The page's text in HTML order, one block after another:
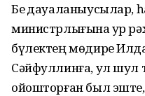
Беҙ дауаланыусылар,
министрлығына ҙур
бүлектең мөдире
Сәйфуллинға, ул шул
ойошторған был эште,